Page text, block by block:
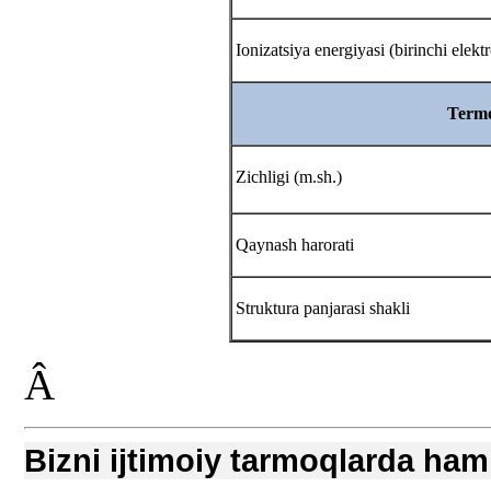
Ionizatsiya energiyasi (birinchi
Zichligi (m.sh.)
Qaynash harorati
Struktura panjarasi shakli
Â
Bizni ijtimoiy tarmoqlarda